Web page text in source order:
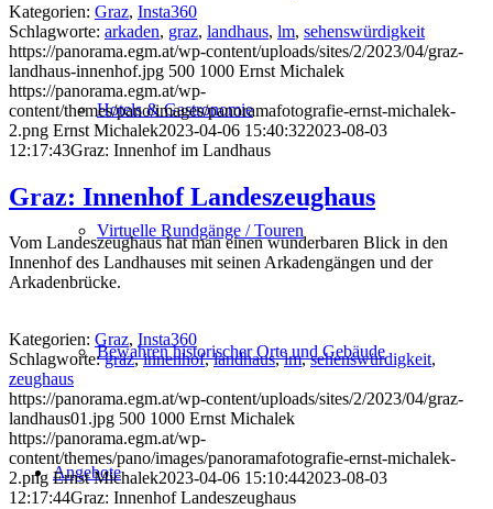
Hotels & Gastronomie
Virtuelle Rundgänge / Touren
Bewahren historischer Orte und Gebäude
Angebote
Kategorien: Graz, Insta360
Schlagworte: arkaden, graz, landhaus, lm, sehenswürdigkeit
https://panorama.egm.at/wp-content/uploads/sites/2/2023/04/graz-
landhaus-innenhof.jpg 500 1000 Ernst Michalek
https://panorama.egm.at/wp-
content/themes/pano/images/panoramafotografie-ernst-michalek-
2.png Ernst Michalek2023-04-06 15:40:322023-08-03
12:17:43Graz: Innenhof im Landhaus
Graz: Innenhof Landeszeughaus
Vom Landeszeughaus hat man einen wunderbaren Blick in den
Innenhof des Landhauses mit seinen Arkadengängen und der
Arkadenbrücke.
Kategorien: Graz, Insta360
Schlagworte:graz,innenhof,landhaus,lm,sehenswürdigkeit,
zeughaus
https://panorama.egm.at/wp-content/uploads/sites/2/2023/04/graz-
landhaus01.jpg 500 1000 Ernst Michalek
https://panorama.egm.at/wp-
content/themes/pano/images/panoramafotografie-ernst-michalek-
2.png Ernst Michalek2023-04-06 15:10:442023-08-03
12:17:44Graz: Innenhof Landeszeughaus